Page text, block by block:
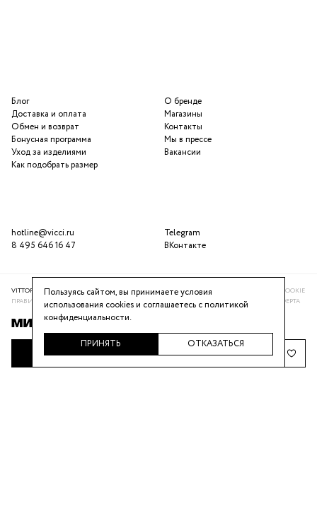
НАПОМНИТЬ О ПОСТУПЛЕНИИ
О бренде
Магазины
Контакты
Мы в прессе
Вакансии
Telegram
ВКонтакте
Блог
Доставка и оплата
Обмен и возврат
Бонусная программа
Уход за изделиями
Как подобрать размер
hotline@vicci.ru
8 495 646 16 47
VITTORIA VICCI © 2016-2025ПОЛИТИКА КОНФИДЕНЦИАЛЬНОСТИ
ИСПОЛЬЗОВАНИЕ COOKIE
ПРАВИЛА ПРОГРАММЫ ЛОЯЛЬНОСТИРЕКОМЕНДАТЕЛЬНАЯ СИСТЕМАПУБЛИЧНАЯ ОФЕРТА
Пользуясь сайтом, вы принимаете условия
использования cookies и соглашаетесь сполитикой
конфиденциальности.
ПРИНЯТЬ ОТКАЗАТЬСЯ